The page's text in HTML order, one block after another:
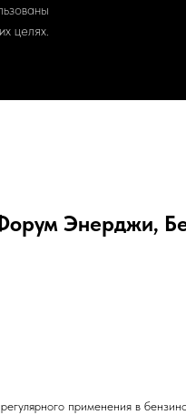
целях.
Энерджи,
применения в